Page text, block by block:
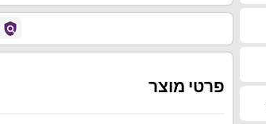
policy
פרטי מוצר